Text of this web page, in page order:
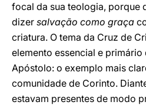
focal da sua teologia, porque
dizer salvação como graça
criatura. O tema da Cruz de
elemento essencial e
Apóstolo: o exemplo mais
comunidade de Corinto.
estavam presentes de modo